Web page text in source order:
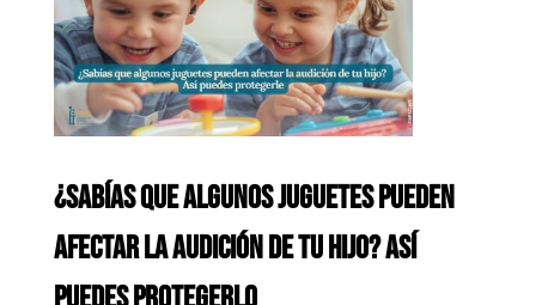
¿SABÍAS QUE ALGUNOS JUGUETES PUEDEN
AFECTAR LA AUDICIÓN DE TU HIJO? ASÍ